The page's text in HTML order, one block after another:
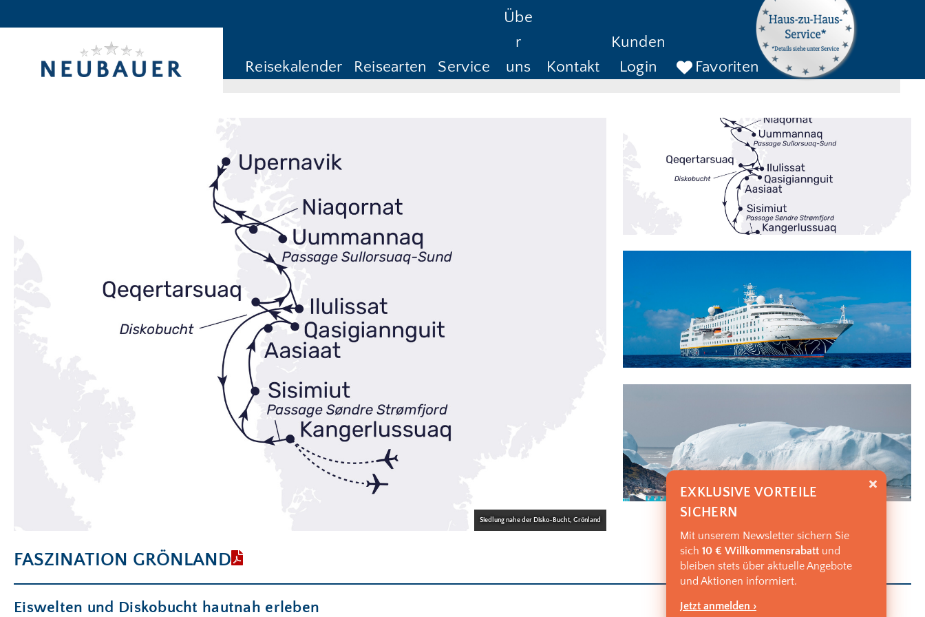
Reisekalender Reisearten Service
Übe
r
uns
Kontakt
Kunden
Login
Favoriten
Reiseziel/Stichwort
Anreise ab Rückreise bis SUCHEN
Siedlung nahe der Disko-Bucht, Grönland
FASZINATION GRÖNLAND
Eiswelten und Diskobucht hautnah erleben
EXKLUSIVE VORTEILE
SICHERN
Mit unserem Newsletter sichern Sie
sich 10 € Willkommensrabatt und
bleiben stets über aktuelle Angebote
und Aktionen informiert.
Jetzt anmelden ›